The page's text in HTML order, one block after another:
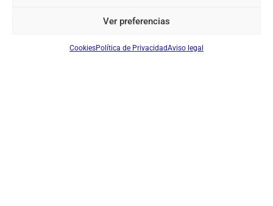
Ver preferencias
CookiesPolítica de PrivacidadAviso legal